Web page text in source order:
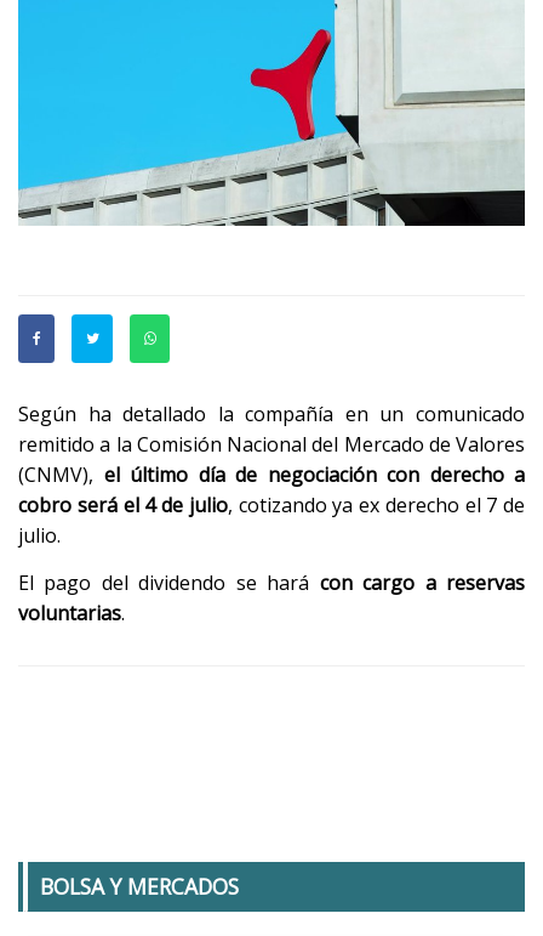
Según ha detallado la compañía en un comunicado
remitido a la Comisión Nacional del Mercado de Valores
(CNMV), el último día de negociación con derecho a
cobro será el 4 de julio, cotizando ya ex derecho el 7 de
julio.
El pago del dividendo se hará con cargo a reservas
voluntarias.
BOLSA Y MERCADOS